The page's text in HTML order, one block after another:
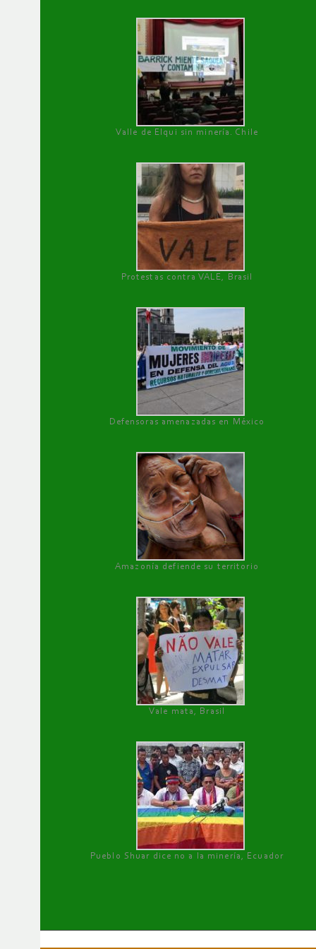
Valle de Elqui sin minería. Chile
Protestas contra VALE, Brasil
Defensoras amenazadas en México
Amazonía defiende su territorio
Vale mata, Brasil
Pueblo Shuar dice no a la minería, Ecuador